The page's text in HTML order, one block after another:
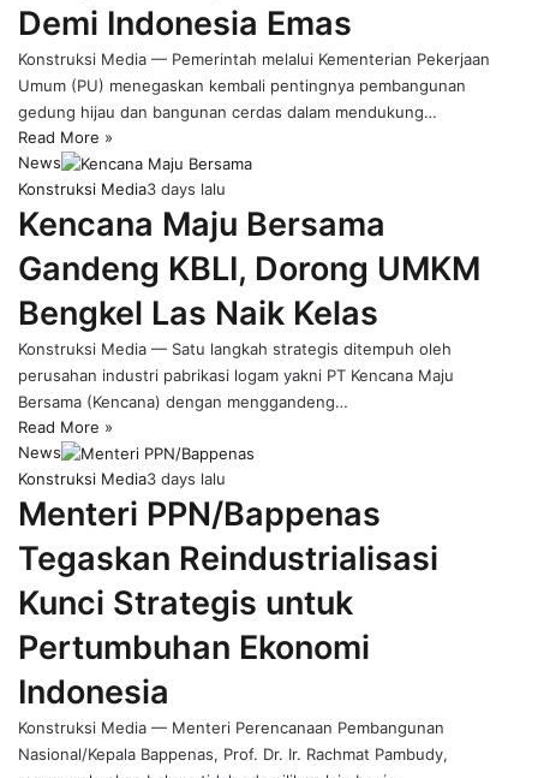
Demi Indonesia Emas
Konstruksi Media — Pemerintah melalui Kementerian Pekerjaan
Umum (PU) menegaskan kembali pentingnya pembangunan
gedung hijau dan bangunan cerdas dalam mendukung…
Read More »
News
Konstruksi Media3 days lalu
Kencana Maju Bersama
Gandeng KBLI, Dorong UMKM
Bengkel Las Naik Kelas
Konstruksi Media — Satu langkah strategis ditempuh oleh
perusahan industri pabrikasi logam yakni PT Kencana Maju
Bersama (Kencana) dengan menggandeng…
Read More »
News
Konstruksi Media3 days lalu
Menteri PPN/Bappenas
Tegaskan Reindustrialisasi
Kunci Strategis untuk
Pertumbuhan Ekonomi
Indonesia
Konstruksi Media — Menteri Perencanaan Pembangunan
Nasional/Kepala Bappenas, Prof. Dr. Ir. Rachmat Pambudy,